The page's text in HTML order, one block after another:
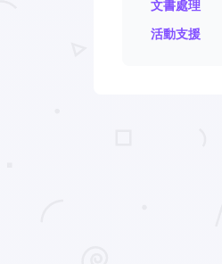
文書處理
活動支援